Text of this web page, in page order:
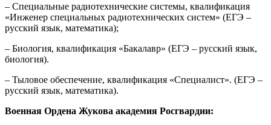
– Специальные радиотехнические системы, квалификация
«Инженер специальных радиотехнических систем» (ЕГЭ –
русский язык, математика);
– Биология, квалификация «Бакалавр» (ЕГЭ – русский язык,
биология).
– Тыловое обеспечение, квалификация «Специалист». (ЕГЭ –
русский язык, математика).
Военная Ордена Жукова академия Росгвардии: